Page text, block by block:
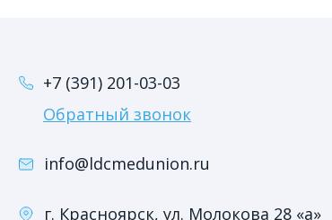
+7 (391) 201-03-03
Обратный звонок
info@ldcmedunion.ru
г. Красноярск, ул. Молокова 28 «а»